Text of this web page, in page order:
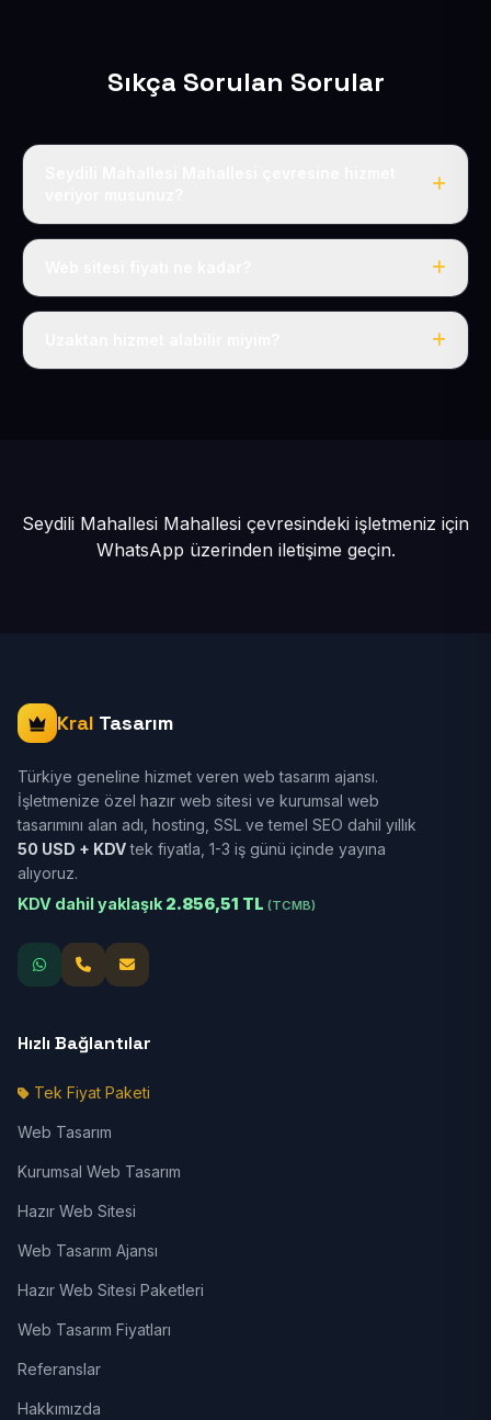
Sıkça Sorulan Sorular
Evet, Seydili Mahallesi dahil tüm Yahyalı ve Yahyalı
Tek fiyat: yılda 50 USD + KDV, her şey dahil.
Seydili Mahallesi Mahallesi çevresindeki işletmeniz için
WhatsApp üzerinden iletişime geçin.
Kral Tasarım
Türkiye geneline hizmet veren web tasarım ajansı.
İşletmenize özel hazır web sitesi ve kurumsal web
tasarımını alan adı, hosting, SSL ve temel SEO dahil yıllık
50 USD + KDVtek fiyatla, 1-3 iş günü içinde yayına
alıyoruz.
KDV dahil yaklaşık 2.856,51 TL (TCMB)
Hızlı Bağlantılar
Tek Fiyat Paketi
Web Tasarım
Kurumsal Web Tasarım
Hazır Web Sitesi
Web Tasarım Ajansı
Hazır Web Sitesi Paketleri
Web Tasarım Fiyatları
Referanslar
Hakkımızda